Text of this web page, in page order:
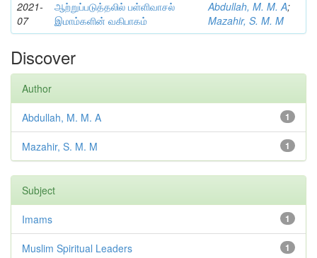
2021-
07
ஆற்றுப்படுத்தலில் பள்ளிவாசல்
இமாம்களின் வகிபாகம்
Abdullah, M. M. A;
Mazahir, S. M. M
Discover
Author
1
Abdullah, M. M. A
1
Mazahir, S. M. M
Subject
1
Imams
1
Muslim Spiritual Leaders